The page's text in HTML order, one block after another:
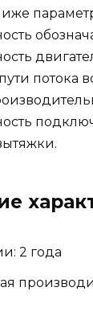
потока
2 года